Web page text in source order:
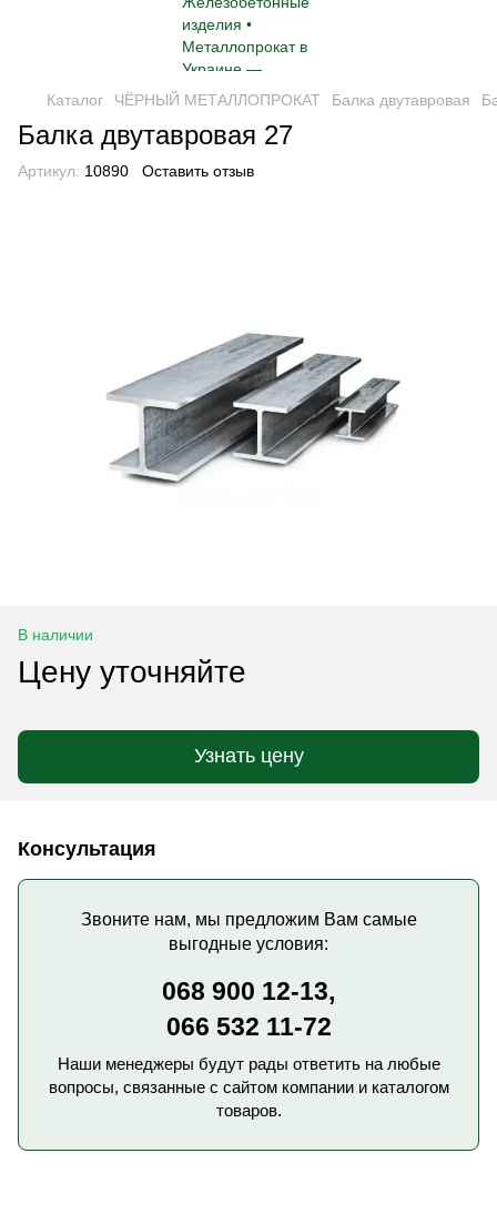
Каталог ЧЁРНЫЙ МЕТАЛЛОПРОКАТ Балка двутавровая
Балка двутавровая 27
Артикул: 10890 Оставить отзыв
В наличии
Цену уточняйте
Узнать цену
Консультация
Звоните нам, мы предложим Вам самые
выгодные условия:
068 900 12-13,
066 532 11-72
Наши менеджеры будут рады ответить на любые
вопросы, связанные с сайтом компании и каталогом
товаров.